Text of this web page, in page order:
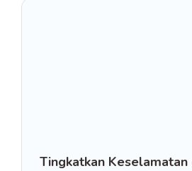
Tingkatkan